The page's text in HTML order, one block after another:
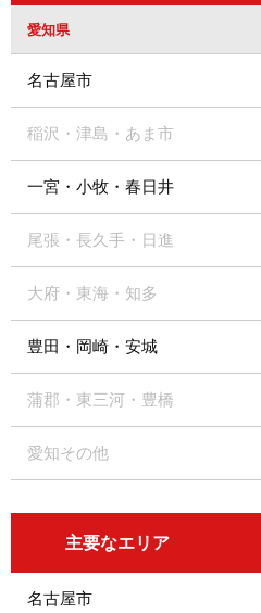
愛知県
名古屋市
稲沢・津島・あま市
一宮・小牧・春日井
尾張・長久手・日進
大府・東海・知多
豊田・岡崎・安城
蒲郡・東三河・豊橋
愛知その他
主要なエリア
名古屋市